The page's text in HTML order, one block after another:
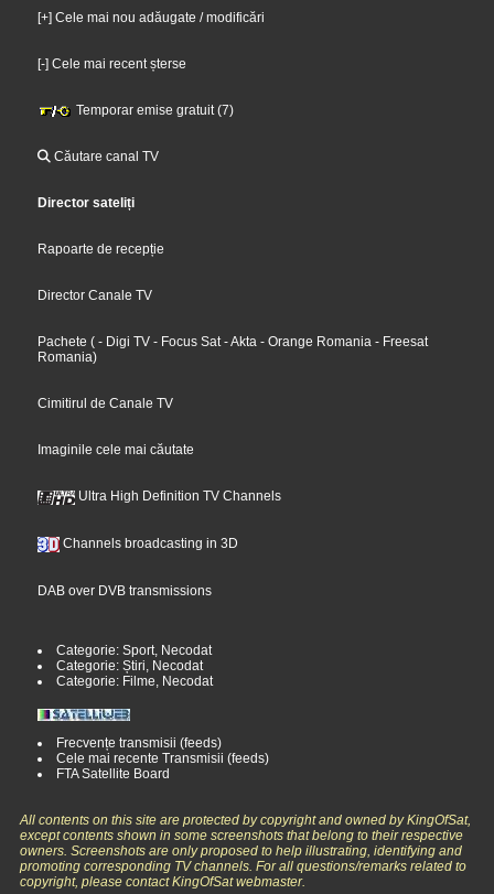
[+] Cele mai nou adăugate / modificări
[-] Cele mai recent șterse
Temporar emise gratuit (7)
Căutare canal TV
Director sateliți
Rapoarte de recepție
Director Canale TV
Pachete (- Digi TV - Focus Sat- Akta - Orange Romania - Freesat
Romania)
Cimitirul de Canale TV
Imaginile cele mai căutate
Ultra High Definition TV Channels
Channels broadcasting in 3D
DAB over DVB transmissions
Categorie: Sport, Necodat
Categorie: Știri, Necodat
Categorie: Filme, Necodat
Frecvențe transmisii (feeds)
Cele mai recente Transmisii (feeds)
FTA Satellite Board
All contents on this site are protected by copyright and owned by KingOfSat,
except contents shown in some screenshots that belong to their respective
owners. Screenshots are only proposed to help illustrating, identifying and
promoting corresponding TV channels. For all questions/remarks related to
copyright, please contact KingOfSat webmaster.